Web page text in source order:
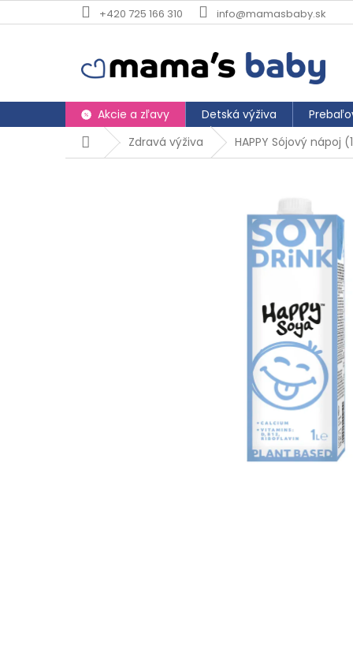
na
+420 725 166 310 info@mamasbaby.sk
Akcie a zľavy Detská výživa
DomovZdravá výživa HAPPY Sójový nápoj